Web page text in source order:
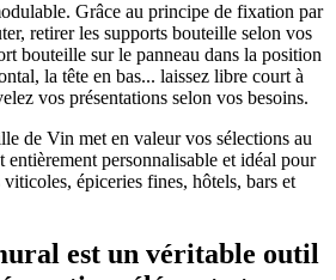
Grâce au principe de fixation par
retirer les supports bouteille selon vos
bouteille sur le panneau dans la position
la tête en bas... laissez libre court à
vos présentations selon vos besoins.
de Vin met en valeur vos sélections au
entièrement personnalisable et idéal pour
épiceries fines, hôtels, bars et
est un véritable outil